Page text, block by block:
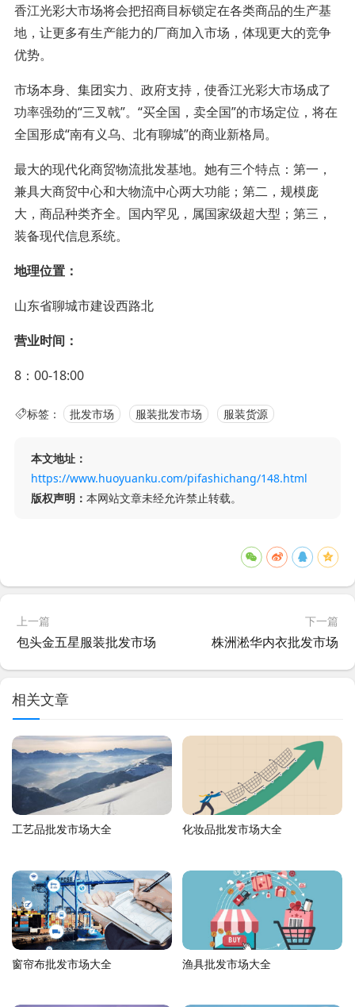
香江光彩大市场将会把招商目标锁定在各类商品的生产基
地，让更多有生产能力的厂商加入市场，体现更大的竞争
优势。
市场本身、集团实力、政府支持，使香江光彩大市场成了
功率强劲的“三叉戟”。“买全国，卖全国”的市场定位，将在
全国形成“南有义乌、北有聊城”的商业新格局。
最大的现代化商贸物流批发基地。她有三个特点：第一，
兼具大商贸中心和大物流中心两大功能；第二，规模庞
大，商品种类齐全。国内罕见，属国家级超大型；第三，
装备现代信息系统。
地理位置：
山东省聊城市建设西路北
营业时间：
8：00-18:00
标签： 批发市场 服装批发市场 服装货源
本文地址：
https://www.huoyuanku.com/pifashichang/148.html
版权声明： 本网站文章未经允许禁止转载。
上一篇
包头金五星服装批发市场
下一篇
株洲淞华内衣批发市场
相关文章
工艺品批发市场大全 化妆品批发市场大全
窗帘布批发市场大全 渔具批发市场大全